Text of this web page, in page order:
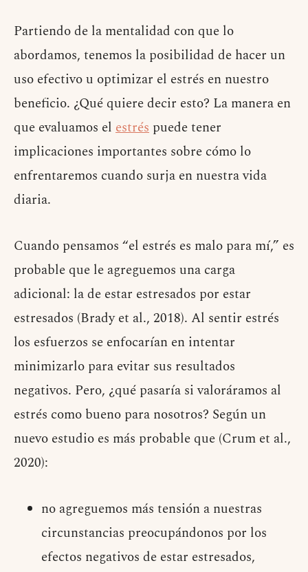
Partiendo de la mentalidad con que lo
abordamos, tenemos la posibilidad de hacer un
uso efectivo u optimizar el estrés en nuestro
beneficio. ¿Qué quiere decir esto? La manera en
que evaluamos el estrés puede tener
implicaciones importantes sobre cómo lo
enfrentaremos cuando surja en nuestra vida
diaria.
Cuando pensamos “el estrés es malo para mí,” es
probable que le agreguemos una carga
adicional: la de estar estresados por estar
estresados (Brady et al., 2018). Al sentir estrés
los esfuerzos se enfocarían en intentar
minimizarlo para evitar sus resultados
negativos. Pero, ¿qué pasaría si valoráramos al
estrés como bueno para nosotros? Según un
nuevo estudio es más probable que (Crum et al.,
2020):
no agreguemos más tensión a nuestras
circunstancias preocupándonos por los
efectos negativos de estar estresados,